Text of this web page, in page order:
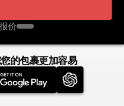
价
的包裹更加容易